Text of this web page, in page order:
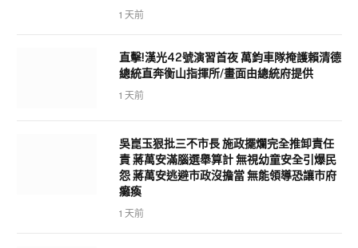
1 天前
直擊!漢光42號演習首夜 萬鈞車隊掩護賴清德
總統直奔衡山指揮所/畫面由總統府提供
1 天前
吳崑玉狠批三不市長 施政擺爛完全推卸責任
責 蔣萬安滿腦選舉算計 無視幼童安全引爆民
怨 蔣萬安逃避市政沒擔當 無能領導恐讓市府
癱瘓
1 天前